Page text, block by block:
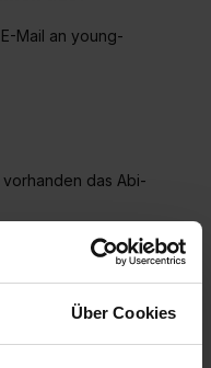
Über Cookies
Mail an young-
das Abi-
Fellbach oder
laden wir dich zu